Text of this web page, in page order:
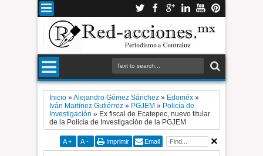
Inicio »Alejandro Gómez Sánchez » Edoméx »
Iván Martínez Gutiérrez » PGJEM » Policía de
Investigación » Ex fiscal de Ecatepec, nuevo titular
de la Policía de Investigación de la PGJEM
A + A - Imprimir Email